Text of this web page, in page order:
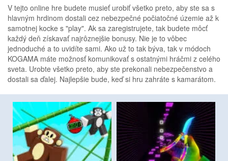
V tejto online hre budete musieť urobiť všetko preto, aby ste sa s
hlavným hrdinom dostali cez nebezpečné počiatočné územie až k
samotnej kocke s "play". Ak sa zaregistrujete, tak budete môcť
každý deň získavať najrôznejšie bonusy. Nie je to vôbec
jednoduché a to uvidíte sami. Ako už to tak býva, tak v módoch
KOGAMA máte možnosť komunikovať s ostatnými hráčmi z celého
sveta. Urobte všetko preto, aby ste prekonali nebezpečenstvo a
dostali sa ďalej. Najlepšie bude, keď si hru zahráte s kamarátom.